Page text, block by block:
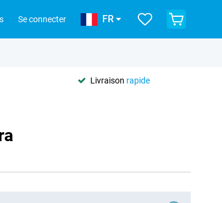
Se connecter FR
Livraison rapide